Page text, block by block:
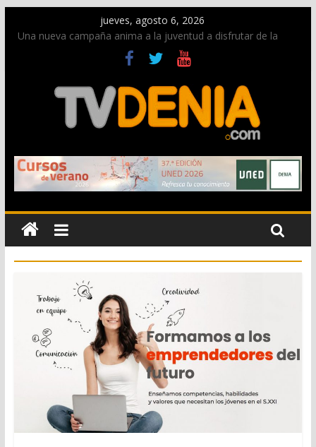
jueves, agosto 6, 2026
Una nueva campaña anima a la juventud a disfrutar de la
Paco Adsuar dona al Arxiu de Dénia más de 50.000 imágenes
de la memoria visual de la ciudad
La Entraeta Festera llena de ambiente la calle Marqués de
Campo con la recepción a la Capitanía Cristiana
El XII Festival de Jazz de Dénia reunirá durante agosto a
figuras nacionales e internacionales en los Jardins de
Torrecremada
Los Moros y Cristianos 2026 reciben las llaves de la ciudad y
dan inicio a las fiestas en Dénia